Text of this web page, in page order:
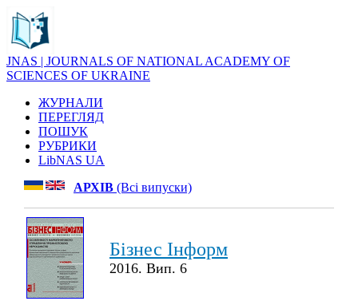
JNAS | JOURNALS OF NATIONAL ACADEMY OF
SCIENCES OF UKRAINE
ЖУРНАЛИ
ПЕРЕГЛЯД
ПОШУК
РУБРИКИ
LibNAS UA
АРХІВ (Всі випуски)
Бізнес Інформ
2016. Вип. 6